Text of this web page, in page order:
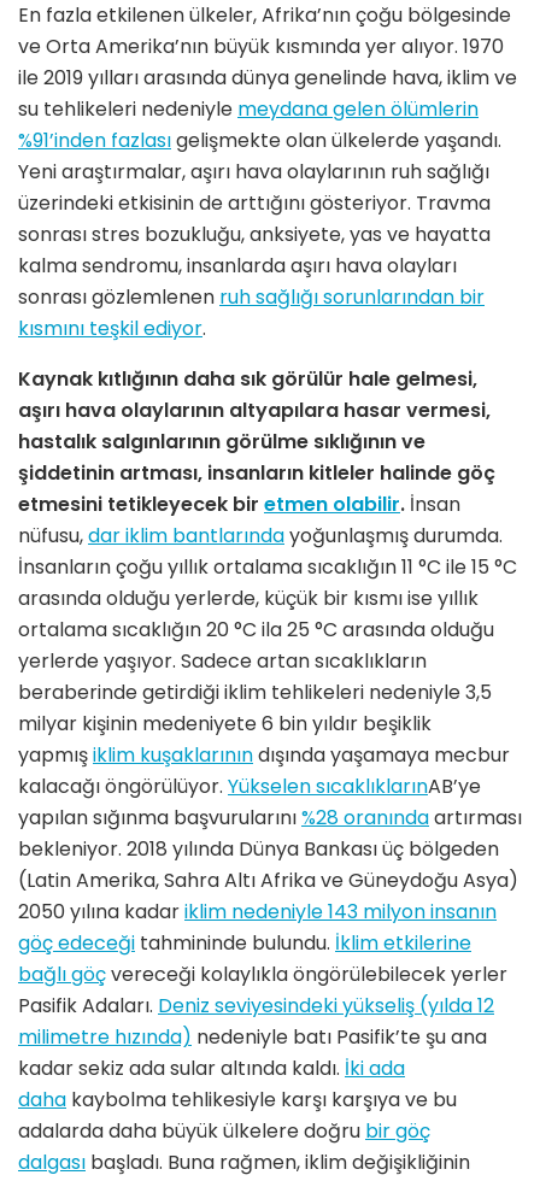
En fazla etkilenen ülkeler, Afrika’nın çoğu bölgesinde
ve Orta Amerika’nın büyük kısmında yer alıyor. 1970
ile 2019 yılları arasında dünya genelinde hava, iklim ve
su tehlikeleri nedeniyle meydana gelen ölümlerin
%91’inden fazlasıgelişmekte olan ülkelerde yaşandı.
Yeni araştırmalar, aşırı hava olaylarının ruh sağlığı
üzerindeki etkisinin de arttığını gösteriyor. Travma
sonrası stres bozukluğu, anksiyete, yas ve hayatta
kalma sendromu, insanlarda aşırı hava olayları
sonrası gözlemlenen ruh sağlığı sorunlarından bir
kısmını teşkil ediyor.
Kaynak kıtlığının daha sık görülür hale gelmesi,
aşırı hava olaylarının altyapılara hasar vermesi,
hastalık salgınlarının görülme sıklığının ve
şiddetinin artması, insanların kitleler halinde göç
etmesini tetikleyecek bir etmen olabilir. İnsan
nüfusu,dar iklim bantlarındayoğunlaşmış durumda.
İnsanların çoğu yıllık ortalama sıcaklığın 11 °C ile 15 °C
arasında olduğu yerlerde, küçük bir kısmı ise yıllık
ortalama sıcaklığın 20 °C ila 25 °C arasında olduğu
yerlerde yaşıyor. Sadece artan sıcaklıkların
beraberinde getirdiği iklim tehlikeleri nedeniyle 3,5
milyar kişinin medeniyete 6 bin yıldır beşiklik
yapmışiklim kuşaklarınındışında yaşamaya mecbur
kalacağı öngörülüyor. Yükselen sıcaklıklarınAB’ye
yapılan sığınma başvurularını%28 oranındaartırması
bekleniyor. 2018 yılında Dünya Bankası üç bölgeden
(Latin Amerika, Sahra Altı Afrika ve Güneydoğu Asya)
2050 yılına kadariklim nedeniyle 143 milyon insanın
göç edeceği tahmininde bulundu. İklim etkilerine
bağlı göçvereceği kolaylıkla öngörülebilecek yerler
Pasifik Adaları. Deniz seviyesindeki yükseliş (yılda 12
milimetre hızında) nedeniyle batı Pasifik’te şu ana
kadar sekiz ada sular altında kaldı. İki ada
daha kaybolma tehlikesiyle karşı karşıya ve bu
adalarda daha büyük ülkelere doğru bir göç
dalgası başladı. Buna rağmen, iklim değişikliğinin